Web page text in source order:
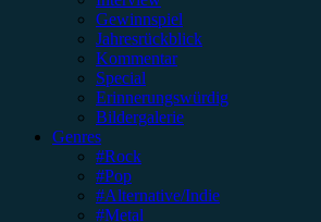
Gewinnspiel
Jahresrückblick
Kommentar
Special
Erinnerungswürdig
Bildergalerie
Genres
#Rock
#Pop
#Alternative/Indie
#Metal